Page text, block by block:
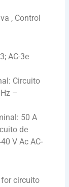
, Control
AC-3e
Circuito
–
50 A
de
V Ac AC-
for circuito